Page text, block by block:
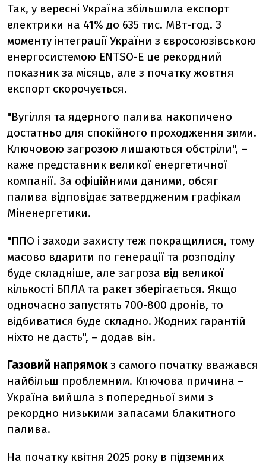
Так, у вересні Україна збільшила експорт
електрики на 41% до 635 тис. МВт-год. З
моменту інтеграції України з євросоюзівською
енергосистемою ENTSO-E це рекордний
показник за місяць, але з початку жовтня
експорт скорочується.
"Вугілля та ядерного палива накопичено
достатньо для спокійного проходження зими.
Ключовою загрозою лишаються обстріли", –
каже представник великої енергетичної
компанії. За офіційними даними, обсяг
палива відповідає затвердженим графікам
Міненергетики.
"ППО і заходи захисту теж покращилися, тому
масово вдарити по генерації та розподілу
буде складніше, але загроза від великої
кількості БПЛА та ракет зберігається. Якщо
одночасно запустять 700-800 дронів, то
відбиватися буде складно. Жодних гарантій
ніхто не дасть", – додав він.
Газовий напрямок з самого початку вважався
найбільш проблемним. Ключова причина –
Україна вийшла з попередньої зими з
рекордно низькими запасами блакитного
палива.
На початку квітня 2025 року в підземних